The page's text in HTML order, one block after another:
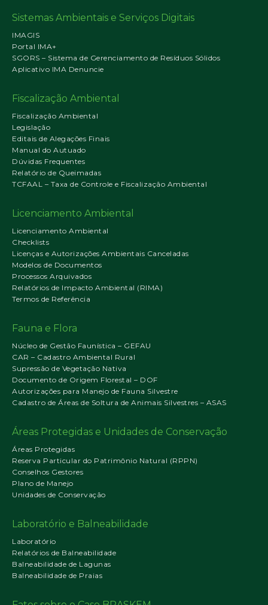
Sistemas Ambientais e Serviços Digitais
IMAGIS
Portal IMA+
SGORS – Sistema de Gerenciamento de Resíduos Sólidos
Aplicativo IMA Denuncie
Fiscalização Ambiental
Fiscalização Ambiental
Legislação
Editais de Alegações Finais
Manual do Autuado
Dúvidas Frequentes
Relatório de Queimadas
TCFAAL – Taxa de Controle e Fiscalização Ambiental
Licenciamento Ambiental
Licenciamento Ambiental
Checklists
Licenças e Autorizações Ambientais Canceladas
Modelos de Documentos
Processos Arquivados
Relatórios de Impacto Ambiental (RIMA)
Termos de Referência
Fauna e Flora
Núcleo de Gestão Faunística – GEFAU
CAR – Cadastro Ambiental Rural
Supressão de Vegetação Nativa
Documento de Origem Florestal – DOF
Autorizações para Manejo de Fauna Silvestre
Cadastro de Áreas de Soltura de Animais Silvestres – ASAS
Áreas Protegidas e Unidades de Conservação
Áreas Protegidas
Reserva Particular do Patrimônio Natural (RPPN)
Conselhos Gestores
Plano de Manejo
Unidades de Conservação
Laboratório e Balneabilidade
Laboratório
Relatórios de Balneabilidade
Balneabilidade de Lagunas
Balneabilidade de Praias